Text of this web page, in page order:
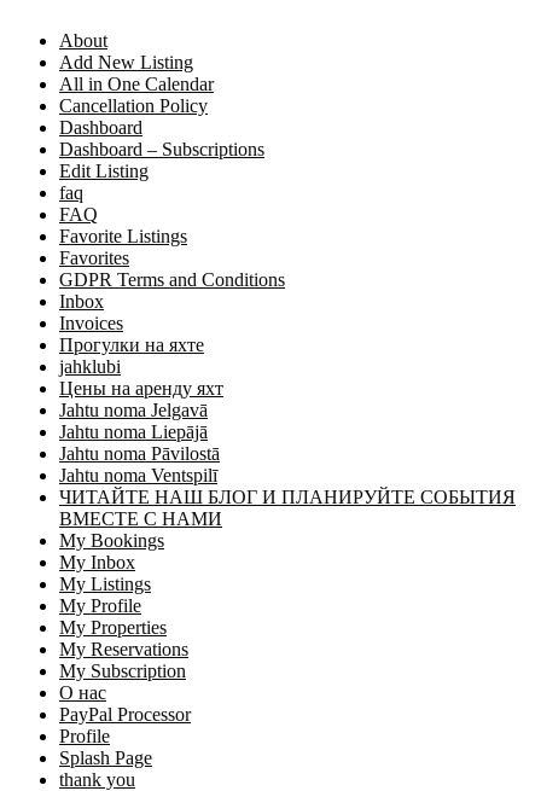
About
Add New Listing
All in One Calendar
Cancellation Policy
Dashboard
Dashboard – Subscriptions
Edit Listing
faq
FAQ
Favorite Listings
Favorites
GDPR Terms and Conditions
Inbox
Invoices
Прогулки на яхте
jahklubi
Цены на аренду яхт
Jahtu noma Jelgavā
Jahtu noma Liepājā
Jahtu noma Pāvilostā
Jahtu noma Ventspilī
ЧИТАЙТЕ НАШ БЛОГ И ПЛАНИРУЙТЕ СОБЫТИЯ
ВМЕСТЕ С НАМИ
My Bookings
My Inbox
My Listings
My Profile
My Properties
My Reservations
My Subscription
О нас
PayPal Processor
Profile
Splash Page
thank you